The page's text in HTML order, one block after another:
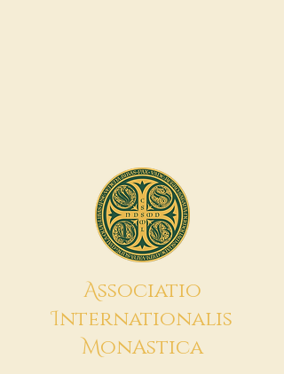
Associatio
Internationalis
MonAstica